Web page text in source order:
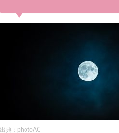
出典：photoAC